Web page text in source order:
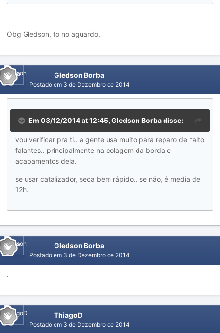
Obg Gledson, to no aguardo.
Gledson Borba
Postado em 3 de Dezembro de 2014
Em 03/12/2014 at 12:45, Gledson Borba disse:
vou verificar pra ti.. a gente usa muito para reparo de *alto
falantes.. principalmente na colagem da borda e
acabamentos dela.
se usar catalizador, seca bem rápido.. se não, é media de
12h.
Gledson Borba
Postado em 3 de Dezembro de 2014
.
ThiagoD
Postado em 3 de Dezembro de 2014